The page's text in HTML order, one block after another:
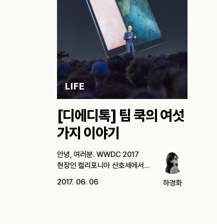
LIFE
[디에디톡] 팀 쿡의 여섯
가지 이야기
안녕, 여러분. WWDC 2017
현장인 캘리포니아 산호세에서
2017. 06. 06 하경화